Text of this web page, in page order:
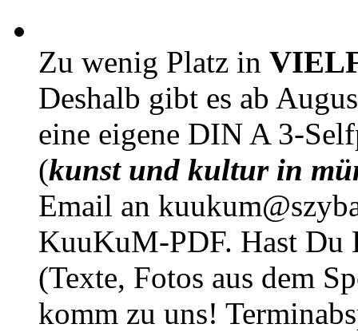
Zu wenig Platz in
Deshalb gibt es ab
eine eigene DIN A 3-
(kunst und kultur in
Email an
KuuKuM-PDF. Hast Du
(Texte, Fotos aus dem
komm zu uns!